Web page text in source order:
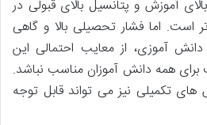
آموزش و پتانسیل بالای قبولی در
است. اما فشار تحصیلی بالا و گاهی
دانش آموزی، از معایب احتمالی این
همه دانش آموزان مناسب نباشد.
تکمیلی نیز می تواند قابل توجه